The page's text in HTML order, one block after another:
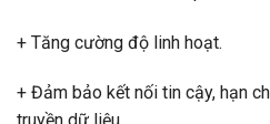
+ Tăng cường độ linh hoạt.
+ Đảm bảo kết nối tin cậy, hạn